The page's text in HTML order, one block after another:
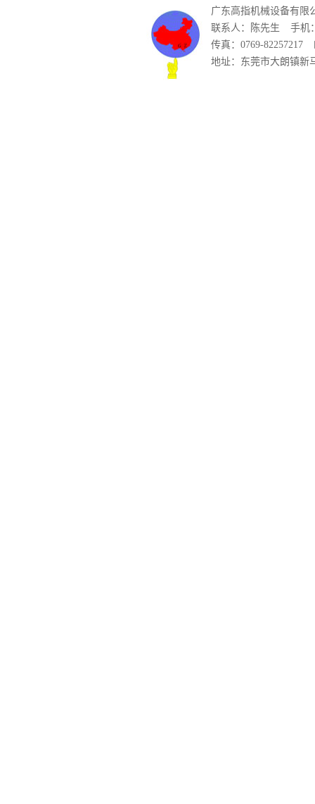
广东高指机械设备有限
联系人：陈先生
手机
传真：0769-82257217
地址：东莞市大朗镇新